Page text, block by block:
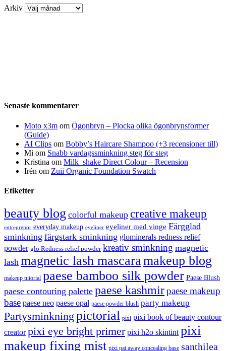
Arkiv
Senaste kommentarer
Moto x3m om Ögonbryn – Plocka olika ögonbrynsformer
(Guide)
AI Clips om Bobby’s Haircare Shampoo (+3 recensioner till)
Mi om Snabb vardagssminkning steg för steg
Kristina om Milk_shake Direct Colour – Recension
Irén om Zuii Organic Foundation Swatch
Etiketter
beauty blog colorful makeup creative makeup
entreprenör everyday makeup eyeliner eyeliner med vinge Färgglad
sminkning färgstark sminkning glominerals redness relief
powder glo Redness relief powder kreativ sminkning magnetic
lash magnetic lash mascaramakeup blog
makeup tutorial paese bamboo silk powder Paese Blush
paese contouring palette paese kashmirpaese makeup
base paese neo paese opal paese powder blush party makeup
Partysminkning pictorial pixi pixi book of beauty contour
creator pixi eye bright primer pixi h2o skintint pixi
makeup fixing mist pixi pat away concealing base santhilea